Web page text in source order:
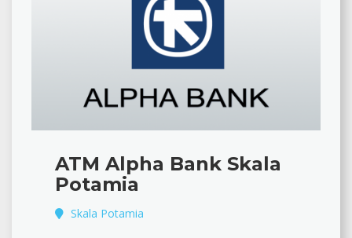
ATM Alpha Bank Skala
Potamia
Skala Potamia